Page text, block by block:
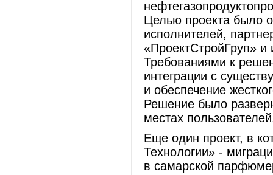
Целью проекта было
исполнителей,
«ПроектСтройГруп»
Требованиями к
интеграции с
и обеспечение
Решение было
местах
Еще один проект, в
Технологии» -
в самарской